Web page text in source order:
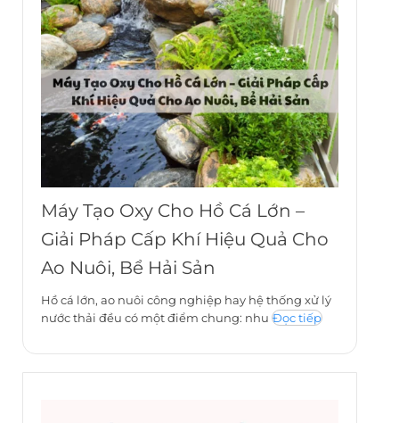
Máy Tạo Oxy Cho Hồ Cá Lớn –
Giải Pháp Cấp Khí Hiệu Quả Cho
Ao Nuôi, Bể Hải Sản
Hồ cá lớn, ao nuôi công nghiệp hay hệ thống xử lý
nước thải đều có một điểm chung: nhu Đọc tiếp